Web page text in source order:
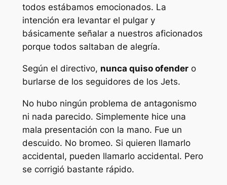
todos estábamos emocionados. La
intención era levantar el pulgar y
básicamente señalar a nuestros aficionados
porque todos saltaban de alegría.
Según el directivo, nunca quiso ofendero
burlarse de los seguidores de los Jets.
No hubo ningún problema de antagonismo
ni nada parecido. Simplemente hice una
mala presentación con la mano. Fue un
descuido. No bromeo. Si quieren llamarlo
accidental, pueden llamarlo accidental. Pero
se corrigió bastante rápido.